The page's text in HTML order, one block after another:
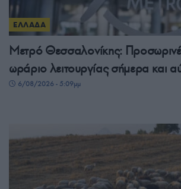
ΕΛΛΑΔΑ
Μετρό Θεσσαλονίκης:
ωράριο λειτουργίας σήμερα και
6/08/2026 - 5:09μμ